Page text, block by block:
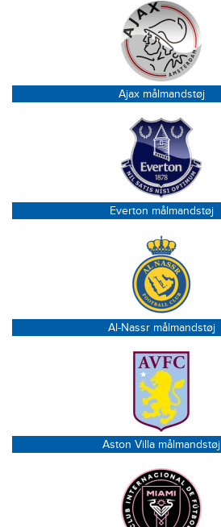
Ajax målmandstøj
Everton målmandstøj
Al-Nassr målmandstøj
Aston Villa målmandstøj